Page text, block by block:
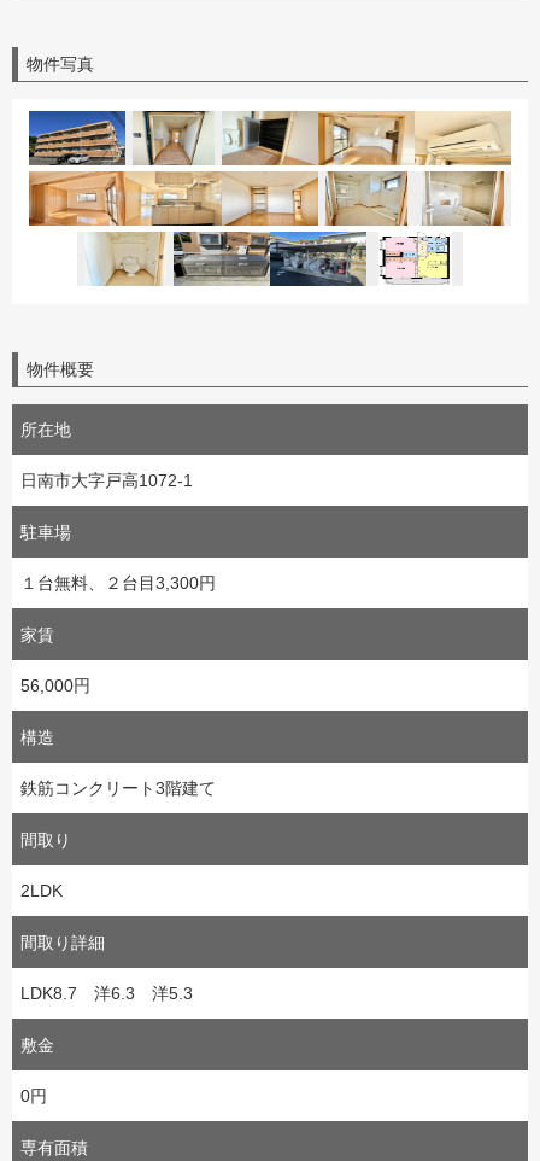
物件写真
物件概要
所在地
日南市大字戸高1072-1
駐車場
１台無料、２台目3,300円
家賃
56,000円
構造
鉄筋コンクリート3階建て
間取り
2LDK
間取り詳細
LDK8.7 洋6.3 洋5.3
敷金
0円
専有面積